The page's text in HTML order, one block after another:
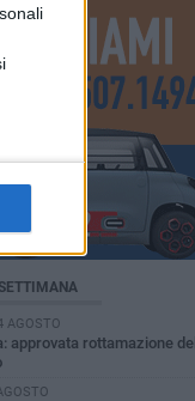
AGOSTO
approvata rottamazione del